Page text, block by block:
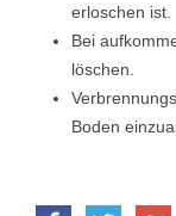
erloschen ist.
Bei
löschen.
Boden